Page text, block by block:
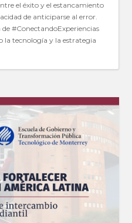
el éxito y el estancamiento
de anticiparse al error.
#ConectandoExperiencias
la tecnología y la estrategia